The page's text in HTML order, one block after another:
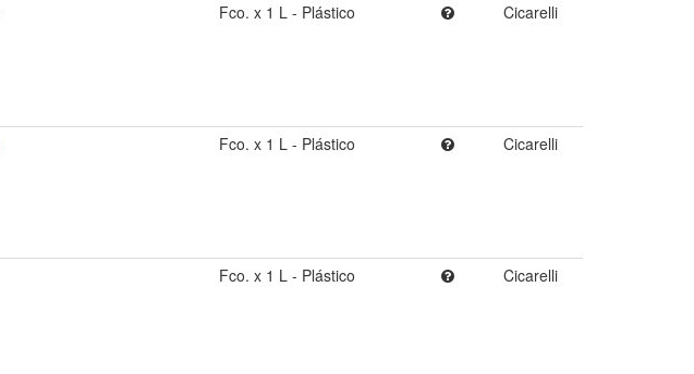
Fco. x 1 L - Plástico Cicarelli
Fco. x 1 L - Plástico Cicarelli
Fco. x 1 L - Plástico Cicarelli